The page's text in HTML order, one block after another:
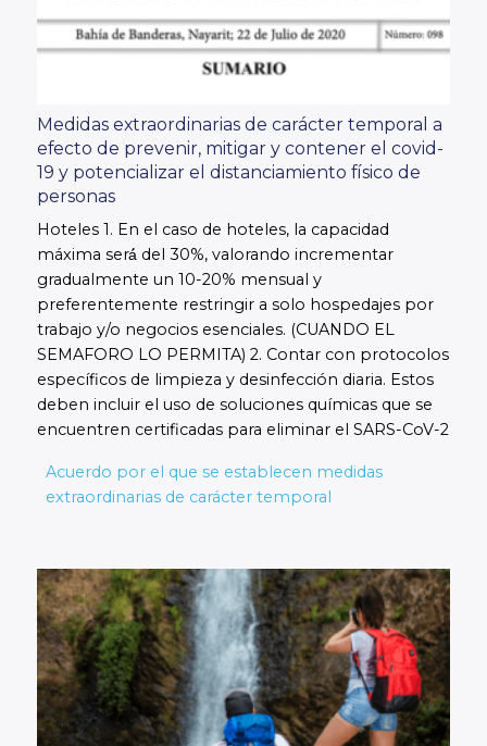
Medidas extraordinarias de carácter temporal a
efecto de prevenir, mitigar y contener el covid-
19 y potencializar el distanciamiento físico de
personas
Hoteles 1. En el caso de hoteles, la capacidad
máxima será́ del 30%, valorando incrementar
gradualmente un 10-20% mensual y
preferentemente restringir a solo hospedajes por
trabajo y/o negocios esenciales. (CUANDO EL
SEMAFORO LO PERMITA) 2. Contar con protocolos
específicos de limpieza y desinfección diaria. Estos
deben incluir el uso de soluciones químicas que se
encuentren certificadas para eliminar el SARS-CoV-2
Acuerdo por el que se establecen medidas
extraordinarias de carácter temporal